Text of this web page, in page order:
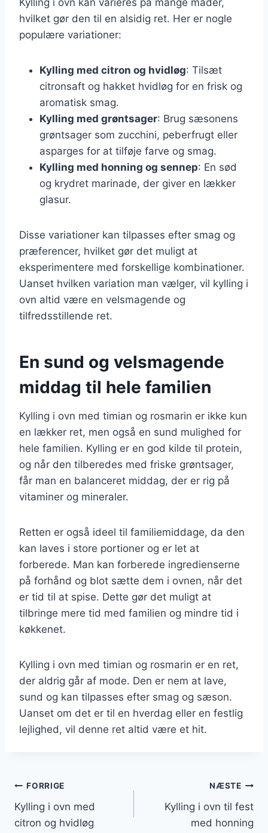
hvilket gør den til en alsidig ret. Her er nogle
populære variationer:
Kylling med citron og hvidløg: Tilsæt
citronsaft og hakket hvidløg for en frisk og
aromatisk smag.
Kylling med grøntsager: Brug sæsonens
grøntsager som zucchini, peberfrugt eller
asparges for at tilføje farve og smag.
Kylling med honning og sennep: En sød
og krydret marinade, der giver en lækker
glasur.
Disse variationer kan tilpasses efter smag og
præferencer, hvilket gør det muligt at
eksperimentere med forskellige kombinationer.
Uanset hvilken variation man vælger, vil kylling i
ovn altid være en velsmagende og
tilfredsstillende ret.
En sund og velsmagende
middag til hele familien
Kylling i ovn med timian og rosmarin er ikke kun
en lækker ret, men også en sund mulighed for
hele familien. Kylling er en god kilde til protein,
og når den tilberedes med friske grøntsager,
får man en balanceret middag, der er rig på
vitaminer og mineraler.
Retten er også ideel til familiemiddage, da den
kan laves i store portioner og er let at
forberede. Man kan forberede ingredienserne
på forhånd og blot sætte dem i ovnen, når det
er tid til at spise. Dette gør det muligt at
tilbringe mere tid med familien og mindre tid i
køkkenet.
Kylling i ovn med timian og rosmarin er en ret,
der aldrig går af mode. Den er nem at lave,
sund og kan tilpasses efter smag og sæson.
Uanset om det er til en hverdag eller en festlig
lejlighed, vil denne ret altid være et hit.
Indlægsnavigation
FORRIGE
Kylling i ovn med
citron og hvidløg
NÆSTE
Kylling i ovn til fest
med honning